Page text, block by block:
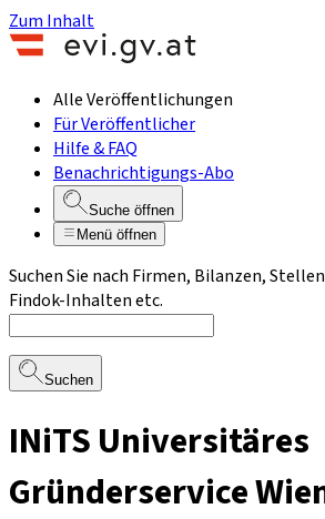
Zum Inhalt
Alle Veröffentlichungen
Für Veröffentlicher
Hilfe & FAQ
Benachrichtigungs-Abo
Suche öffnen
Menü öffnen
Suchen Sie nach Firmen, Bilanzen,
Findok-Inhalten etc.
Suchen
INiTS Universitäres
Gründerservice